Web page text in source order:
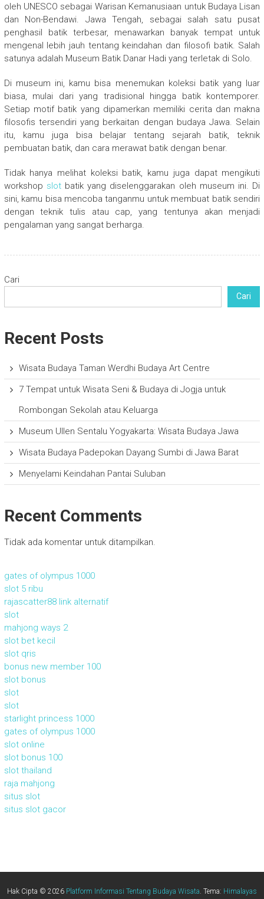
oleh UNESCO sebagai Warisan Kemanusiaan untuk Budaya Lisan
dan Non-Bendawi. Jawa Tengah, sebagai salah satu pusat
penghasil batik terbesar, menawarkan banyak tempat untuk
mengenal lebih jauh tentang keindahan dan filosofi batik. Salah
satunya adalah Museum Batik Danar Hadi yang terletak di Solo.
Di museum ini, kamu bisa menemukan koleksi batik yang luar
biasa, mulai dari yang tradisional hingga batik kontemporer.
Setiap motif batik yang dipamerkan memiliki cerita dan makna
filosofis tersendiri yang berkaitan dengan budaya Jawa. Selain
itu, kamu juga bisa belajar tentang sejarah batik, teknik
pembuatan batik, dan cara merawat batik dengan benar.
Tidak hanya melihat koleksi batik, kamu juga dapat mengikuti
workshop slotbatik yang diselenggarakan oleh museum ini. Di
sini, kamu bisa mencoba tanganmu untuk membuat batik sendiri
dengan teknik tulis atau cap, yang tentunya akan menjadi
pengalaman yang sangat berharga.
Cari
Cari
Recent Posts
Wisata Budaya Taman Werdhi Budaya Art Centre
7 Tempat untuk Wisata Seni & Budaya di Jogja untuk
Rombongan Sekolah atau Keluarga
Museum Ullen Sentalu Yogyakarta: Wisata Budaya Jawa
Wisata Budaya Padepokan Dayang Sumbi di Jawa Barat
Menyelami Keindahan Pantai Suluban
Recent Comments
Tidak ada komentar untuk ditampilkan.
gates of olympus 1000
slot 5 ribu
rajascatter88 link alternatif
slot
mahjong ways 2
slot bet kecil
slot qris
bonus new member 100
slot bonus
slot
slot
starlight princess 1000
gates of olympus 1000
slot online
slot bonus 100
slot thailand
raja mahjong
situs slot
situs slot gacor
Hak Cipta © 2026 Platform Informasi Tentang Budaya Wisata . Tema: Himalayas